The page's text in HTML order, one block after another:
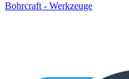
Bohrcraft - Werkzeuge